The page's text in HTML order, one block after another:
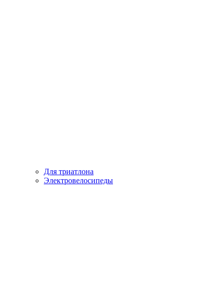
Для триатлона
Электровелосипеды